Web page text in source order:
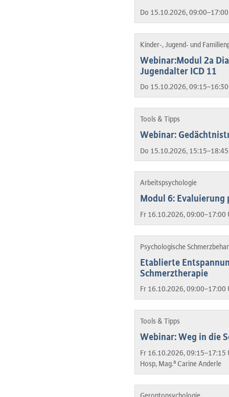
Do 15.10.2026,
Kinder-, Jugend- und
Webinar:Modul 2a
Jugendalter ICD 11
Do 15.10.2026,
Tools & Tipps
Webinar:
Do 15.10.2026,
Arbeitspsychologie
Modul 6: Evaluierung
Fr 16.10.2026, 09:00–17:00
Psychologische
Etablierte
Schmerztherapie
Fr 16.10.2026, 09:00–17:00
Tools & Tipps
Webinar: Weg in die
Fr 16.10.2026, 09:15–17:15
Hosp, Mag.aCarine Anderle